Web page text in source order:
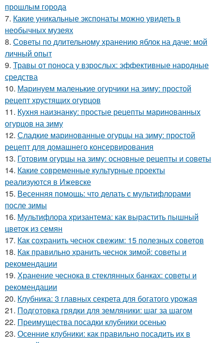
прошлым города
7. Какие уникальные экспонаты можно увидеть в
необычных музеях
8. Советы по длительному хранению яблок на даче: мой
личный опыт
9. Травы от поноса у взрослых: эффективные народные
средства
10. Маринуем маленькие огурчики на зиму: простой
рецепт хрустящих огурцов
11. Кухня наизнанку: простые рецепты маринованных
огурцов на зиму
12. Сладкие маринованные огурцы на зиму: простой
рецепт для домашнего консервирования
13. Готовим огурцы на зиму: основные рецепты и советы
14. Какие современные культурные проекты
реализуются в Ижевске
15. Весенняя помощь: что делать с мультифлорами
после зимы
16. Мультифлора хризантема: как вырастить пышный
цветок из семян
17. Как сохранить чеснок свежим: 15 полезных советов
18. Как правильно хранить чеснок зимой: советы и
рекомендации
19. Хранение чеснока в стеклянных банках: советы и
рекомендации
20. Клубника: 3 главных секрета для богатого урожая
21. Подготовка грядки для земляники: шаг за шагом
22. Преимущества посадки клубники осенью
23. Осенние клубники: как правильно посадить их в